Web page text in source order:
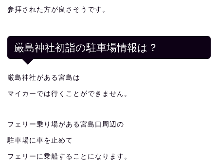
参拝された方が良さそうです。
厳島神社初詣の駐車場情報は？
厳島神社がある宮島は
マイカーでは行くことができません。
フェリー乗り場がある宮島口周辺の
駐車場に車を止めて
フェリーに乗船することになります。